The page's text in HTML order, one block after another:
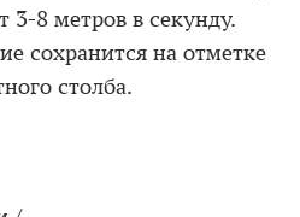
3-8 метров в секунду.
сохранится на отметке
столба.